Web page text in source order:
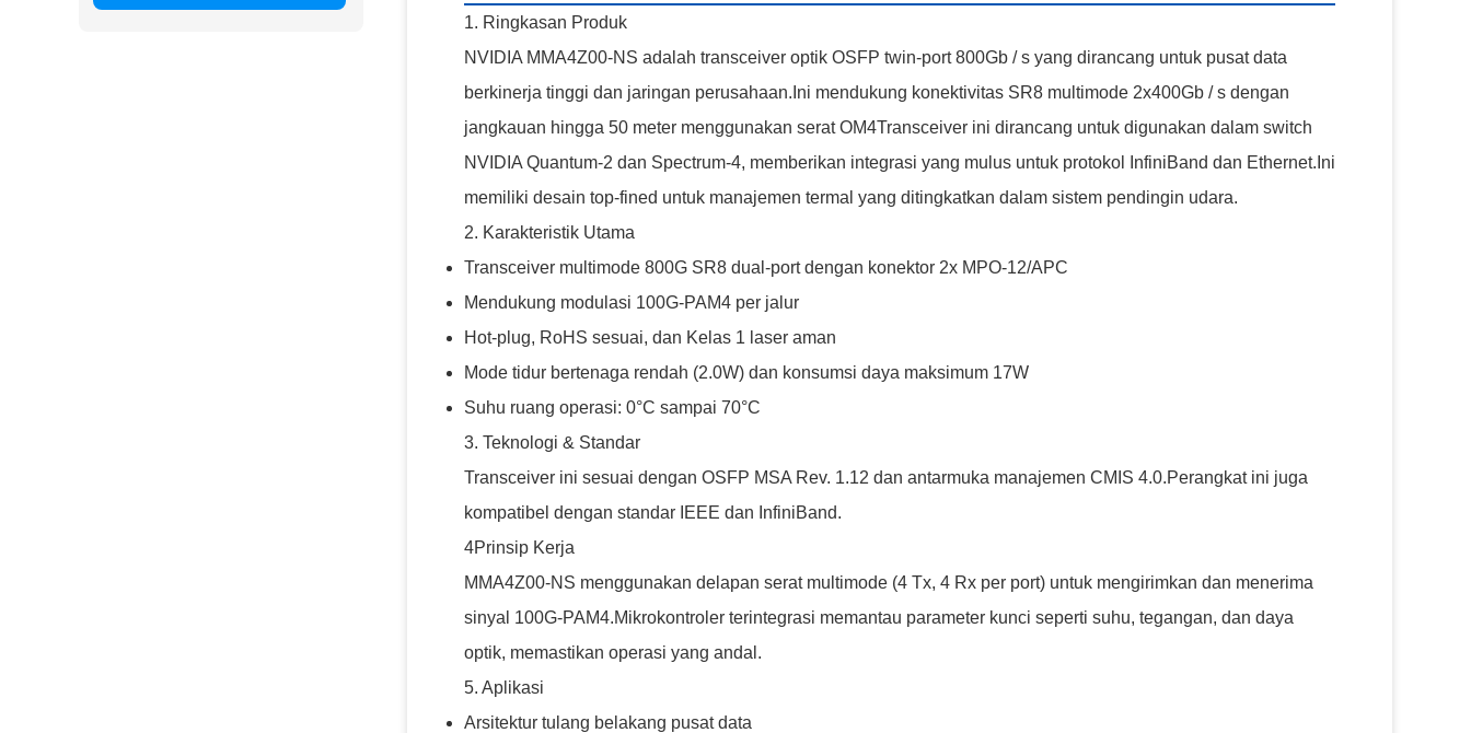
1. Ringkasan Produk
NVIDIA MMA4Z00-NS adalah transceiver optik OSFP twin-port 800Gb / s yang dirancang untuk pusat data
berkinerja tinggi dan jaringan perusahaan.Ini mendukung konektivitas SR8 multimode 2x400Gb / s dengan
jangkauan hingga 50 meter menggunakan serat OM4Transceiver ini dirancang untuk digunakan dalam switch
NVIDIA Quantum-2 dan Spectrum-4, memberikan integrasi yang mulus untuk protokol InfiniBand dan Ethernet.Ini
memiliki desain top-fined untuk manajemen termal yang ditingkatkan dalam sistem pendingin udara.
2. Karakteristik Utama
Transceiver multimode 800G SR8 dual-port dengan konektor 2x MPO-12/APC
Mendukung modulasi 100G-PAM4 per jalur
Hot-plug, RoHS sesuai, dan Kelas 1 laser aman
Mode tidur bertenaga rendah (2.0W) dan konsumsi daya maksimum 17W
Suhu ruang operasi: 0°C sampai 70°C
3. Teknologi & Standar
Transceiver ini sesuai dengan OSFP MSA Rev. 1.12 dan antarmuka manajemen CMIS 4.0.Perangkat ini juga
kompatibel dengan standar IEEE dan InfiniBand.
4Prinsip Kerja
MMA4Z00-NS menggunakan delapan serat multimode (4 Tx, 4 Rx per port) untuk mengirimkan dan menerima
sinyal 100G-PAM4.Mikrokontroler terintegrasi memantau parameter kunci seperti suhu, tegangan, dan daya
optik, memastikan operasi yang andal.
5. Aplikasi
Arsitektur tulang belakang pusat data